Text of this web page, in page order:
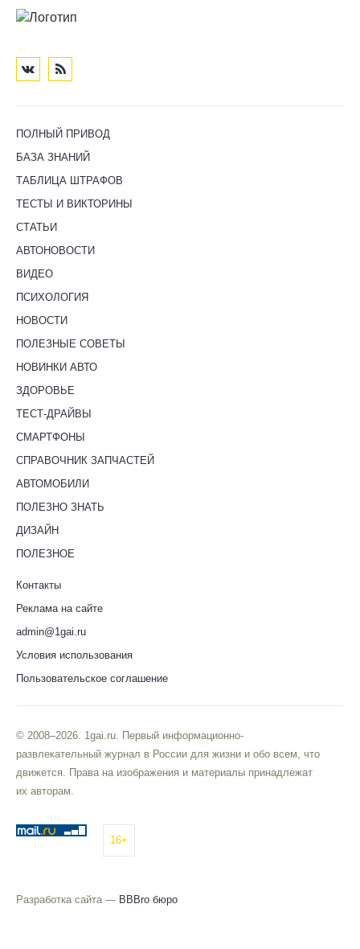
ПОЛНЫЙ ПРИВОД
БАЗА ЗНАНИЙ
ТАБЛИЦА ШТРАФОВ
ТЕСТЫ И ВИКТОРИНЫ
СТАТЬИ
АВТОНОВОСТИ
ВИДЕО
ПСИХОЛОГИЯ
НОВОСТИ
ПОЛЕЗНЫЕ СОВЕТЫ
НОВИНКИ АВТО
ЗДОРОВЬЕ
ТЕСТ-ДРАЙВЫ
СМАРТФОНЫ
СПРАВОЧНИК ЗАПЧАСТЕЙ
АВТОМОБИЛИ
ПОЛЕЗНО ЗНАТЬ
ДИЗАЙН
ПОЛЕЗНОЕ
Контакты
Реклама на сайте
admin@1gai.ru
Условия использования
Пользовательское соглашение
© 2008–2026. 1gai.ru. Первый информационно-
развлекательный журнал в России для жизни и обо всем, что
движется. Права на изображения и материалы принадлежат
их авторам.
16+
Разработка сайта — BBBro бюро